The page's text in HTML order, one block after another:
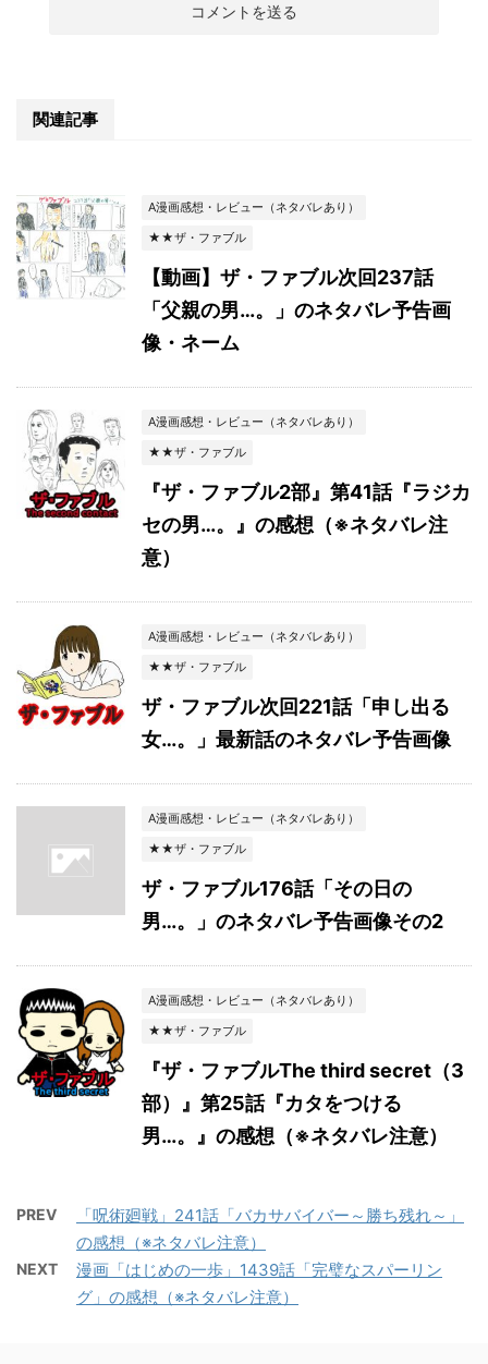
関連記事
A漫画感想・レビュー（ネタバレあり）
★★ザ・ファブル
【動画】ザ・ファブル次回237話
「父親の男…。」のネタバレ予告画
像・ネーム
A漫画感想・レビュー（ネタバレあり）
★★ザ・ファブル
『ザ・ファブル2部』第41話『ラジカ
セの男…。』の感想（※ネタバレ注
意）
A漫画感想・レビュー（ネタバレあり）
★★ザ・ファブル
ザ・ファブル次回221話「申し出る
女…。」最新話のネタバレ予告画像
A漫画感想・レビュー（ネタバレあり）
★★ザ・ファブル
ザ・ファブル176話「その日の
男…。」のネタバレ予告画像その2
A漫画感想・レビュー（ネタバレあり）
★★ザ・ファブル
『ザ・ファブルThe third secret（3
部）』第25話『カタをつける
男…。』の感想（※ネタバレ注意）
PREV
「呪術廻戦」241話「バカサバイバー～勝ち残れ～」
の感想（※ネタバレ注意）
NEXT
漫画「はじめの一歩」1439話「完璧なスパーリン
グ」の感想（※ネタバレ注意）